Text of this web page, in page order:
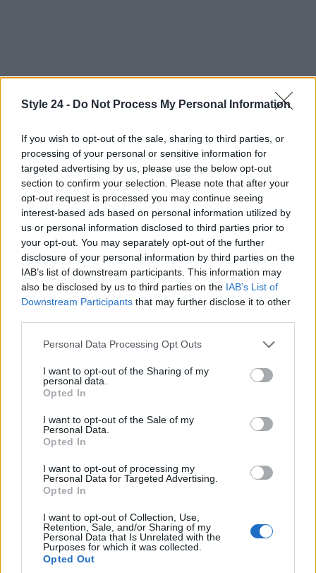
Style 24 - Do Not Process My Personal Information
If you wish to opt-out of the sale, sharing to third parties, or
processing of your personal or sensitive information for
targeted advertising by us, please use the below opt-out
section to confirm your selection. Please note that after your
opt-out request is processed you may continue seeing
interest-based ads based on personal information utilized by
us or personal information disclosed to third parties prior to
your opt-out. You may separately opt-out of the further
disclosure of your personal information by third parties on the
IAB’s list of downstream participants. This information may
also be disclosed by us to third parties on the IAB’s List of
Downstream Participants that may further disclose it to other
Please note that this website/app uses one or more Google
not limited to your visit or usage behaviour. You may click to
grant or deny consent to Google and its third-party tags to
use your data for below specified purposes in below Google
consent section.
Personal Data Processing Opt Outs
I want to opt-out of the Sharing of my
personal data.
Opted In
I want to opt-out of the Sale of my
Personal Data.
Opted In
I want to opt-out of processing my
Personal Data for Targeted Advertising.
Opted In
I want to opt-out of Collection, Use,
Retention, Sale, and/or Sharing of my
Personal Data that Is Unrelated with the
Purposes for which it was collected.
Opted Out
Continua a leggere
LIFESTYLE
Copenhagen Fashion Week SS27: le novità che stanno
rivoluzionando la moda
LIFESTYLE